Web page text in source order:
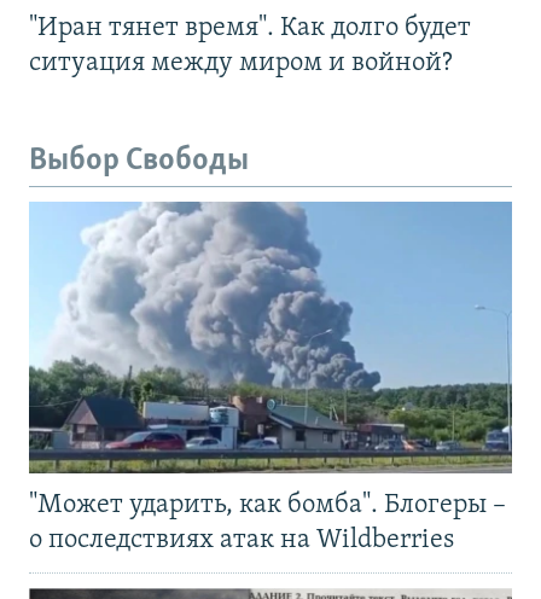
"Иран тянет время". Как долго будет
ситуация между миром и войной?
Выбор Свободы
"Может ударить, как бомба". Блогеры –
о последствиях атак на Wildberries